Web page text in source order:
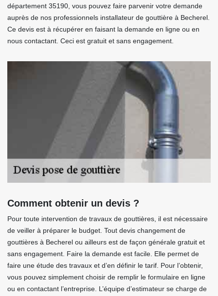
département 35190, vous pouvez faire parvenir votre demande
auprès de nos professionnels installateur de gouttière à Becherel.
Ce devis est à récupérer en faisant la demande en ligne ou en
nous contactant. Ceci est gratuit et sans engagement.
Comment obtenir un devis ?
Pour toute intervention de travaux de gouttières, il est nécessaire
de veiller à préparer le budget. Tout devis changement de
gouttières à Becherel ou ailleurs est de façon générale gratuit et
sans engagement. Faire la demande est facile. Elle permet de
faire une étude des travaux et d’en définir le tarif. Pour l’obtenir,
vous pouvez simplement choisir de remplir le formulaire en ligne
ou en contactant l’entreprise. L’équipe d’estimateur se charge de